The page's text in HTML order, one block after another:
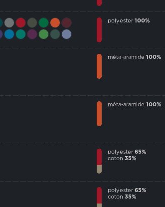
polyester 100%
méta-aramide 100%
méta-aramide 100%
polyester 65%
coton 35%
polyester 65%
coton 35%